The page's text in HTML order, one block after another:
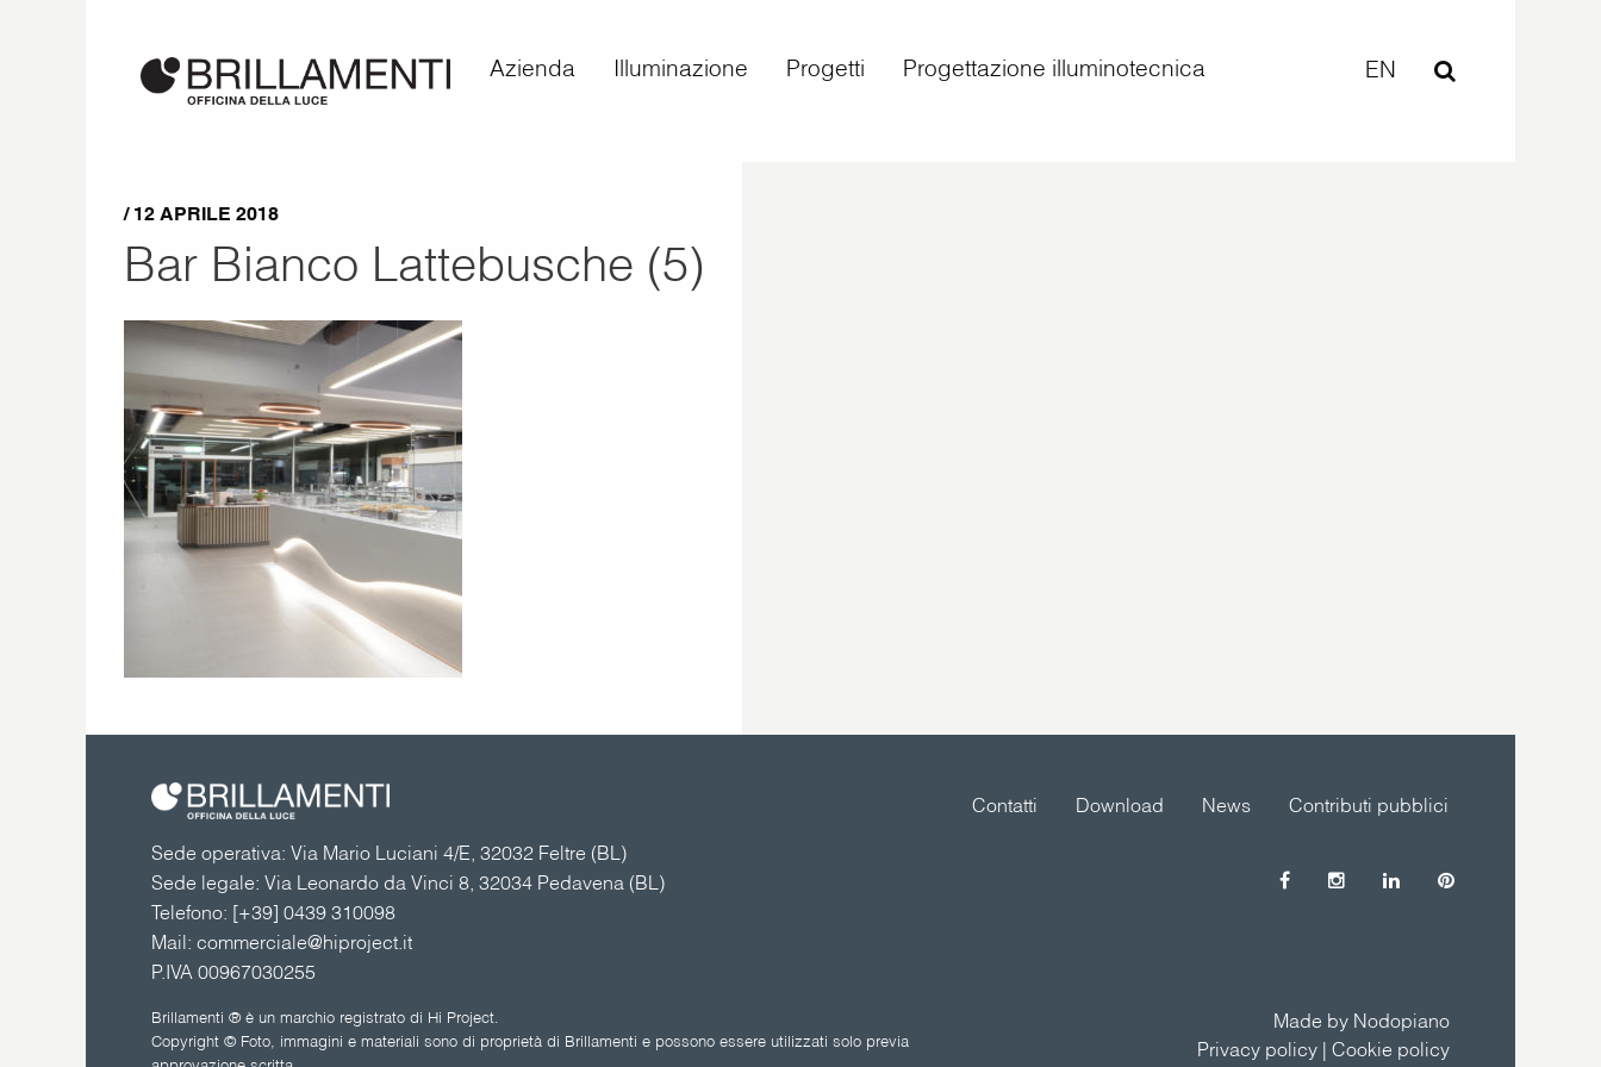
Azienda Illuminazione Progetti Progettazione illuminotecnica EN
/ 12 APRILE 2018
Bar Bianco Lattebusche (5)
Sede operativa: Via Mario Luciani 4/E, 32032 Feltre (BL)
Sede legale: Via Leonardo da Vinci 8, 32034 Pedavena (BL)
Telefono: [+39] 0439 310098
Mail: commerciale@hiproject.it
P.IVA 00967030255
Contributi pubblici
News
Download
Contatti
Brillamenti ® è un marchio registrato di Hi Project.
Copyright © Foto, immagini e materiali sono di proprietà di Brillamenti e possono essere utilizzati solo previa
Made by Nodopiano
Privacy policy| Cookie policy